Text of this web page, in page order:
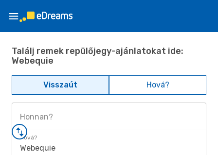
Találj remek repülőjegy-ajánlatokat ide:
Webequie
Visszaút Hová?
Honnan?
Hová?
Webequie